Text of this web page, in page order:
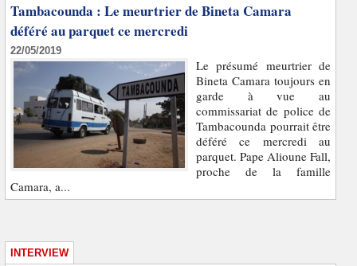
Tambacounda : Le meurtrier de Bineta Camara
déféré au parquet ce mercredi
22/05/2019
Le présumé meurtrier de
Bineta Camara toujours en
garde à vue au
commissariat de police de
Tambacounda pourrait être
déféré ce mercredi au
parquet. Pape Alioune Fall,
proche de la famille
Camara, a...
INTERVIEW